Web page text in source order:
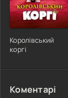
Королівський
коргі
Коментарі